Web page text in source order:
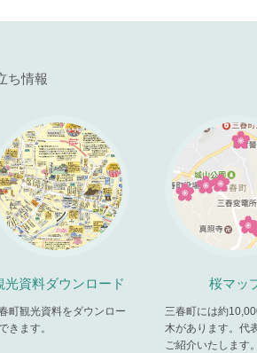
ち情報
光資料ダウンロード
町観光資料をダウンロー
きます。
桜マッ
三春町には約
木があります。代
ご紹介いたします